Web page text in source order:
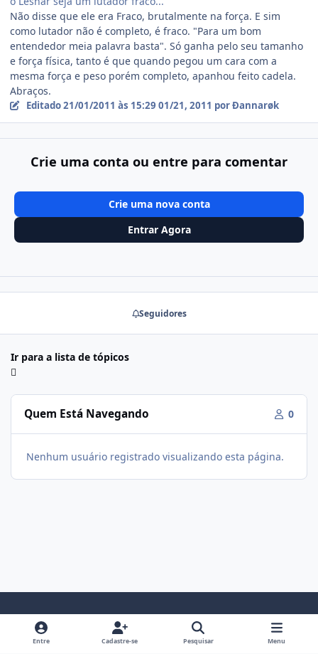
Não disse que ele era Fraco, brutalmente na força. E sim
como lutador não é completo, é fraco. "Para um bom
entendedor meia palavra basta". Só ganha pelo seu tamanho
e força física, tanto é que quando pegou um cara com a
mesma força e peso porém completo, apanhou feito cadela.
Abraços.
Editado21/01/2011 às 15:29 01/21, 2011 por Ðannarøk
Crie uma conta ou entre para comentar
Crie uma nova conta
Entrar Agora
Seguidores
Ir para a lista de tópicos
Quem Está Navegando 0
Nenhum usuário registrado visualizando esta página.
Modo ClaroModo EscuroPreferência do Sistema
i
Entre Cadastre-se Pesquisar Menu